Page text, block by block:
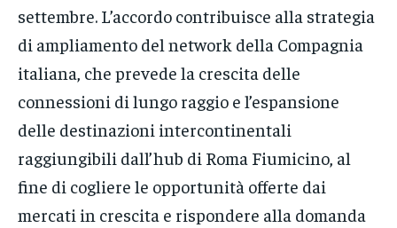
settembre. L’accordo contribuisce alla strategia
di ampliamento del network della Compagnia
italiana, che prevede la crescita delle
connessioni di lungo raggio e l’espansione
delle destinazioni intercontinentali
raggiungibili dall’hub di Roma Fiumicino, al
fine di cogliere le opportunità offerte dai
mercati in crescita e rispondere alla domanda